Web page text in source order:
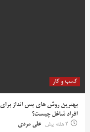
کسب و کار
بهترین روش‌ های پس‌ انداز برای
افراد شاغل چیست؟
2 هفته پیش
علی مردی